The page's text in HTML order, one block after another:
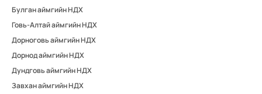
Булган аймгийн НДХ
Говь-Алтай аймгийн НДХ
Дорноговь аймгийн НДХ
Дорнод аймгийн НДХ
Дундговь аймгийн НДХ
Завхан аймгийн НДХ